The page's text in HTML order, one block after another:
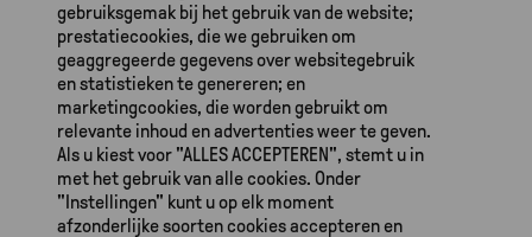
gebruiksgemak bij het gebruik van de website;
prestatiecookies, die we gebruiken om
geaggregeerde gegevens over websitegebruik
en statistieken te genereren; en
marketingcookies, die worden gebruikt om
relevante inhoud en advertenties weer te geven.
Als u kiest voor "ALLES ACCEPTEREN", stemt u in
met het gebruik van alle cookies. Onder
"Instellingen" kunt u op elk moment
afzonderlijke soorten cookies accepteren en
(020) 623 87 03
dhm@molens.nl
IBAN NL71 INGB 0000 1135 90